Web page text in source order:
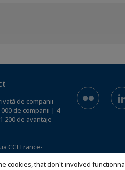
cookies, that don't involved
de companii
de companii | 4
200 de avantaje
CCI France-
Connect.